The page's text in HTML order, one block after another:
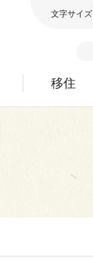
移住
文字サイズ